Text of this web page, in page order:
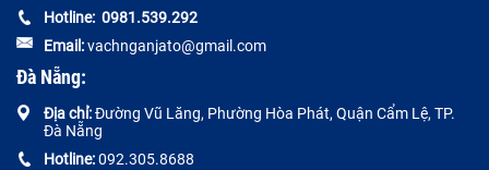
Hotline: 0981.539.292
Email:vachnganjato@gmail.com
Đà Nẵng:
Địa chỉ:Đường Vũ Lăng, Phường Hòa Phát, Quận Cẩm Lệ, TP.
Đà Nẵng
Hotline:092.305.8688